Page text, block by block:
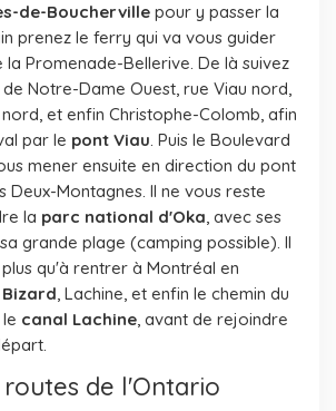
de-Boucherville pour y passer la
prenez le ferry qui va vous guider
la Promenade-Bellerive. De là suivez
Notre-Dame Ouest, rue Viau nord,
et enfin Christophe-Colomb, afin
par le pont Viau. Puis le Boulevard
mener ensuite en direction du pont
Deux-Montagnes. Il ne vous reste
la parc national d'Oka, avec ses
grande plage (camping possible). Il
qu'à rentrer à Montréal en
, Lachine, et enfin le chemin du
canal Lachine, avant de rejoindre
routes de l'Ontario